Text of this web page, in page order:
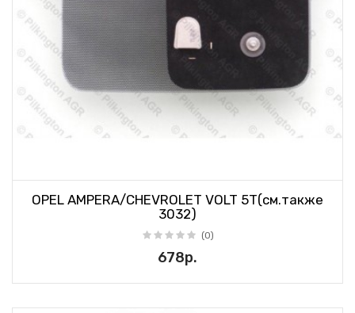
OPEL AMPERA/CHEVROLET VOLT 5T(см.также
3032)
(0)
678р.